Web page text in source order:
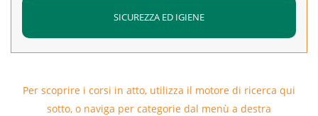
SICUREZZA ED IGIENE
Per scoprire i corsi in atto, utilizza il motore di ricerca qui
sotto, o naviga per categorie dal menù a destra